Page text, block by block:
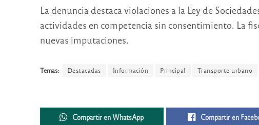
La denuncia destaca violaciones a la Ley de
actividades en competencia sin consentimiento. La
nuevas imputaciones.
Temas: Destacadas Información Principal Transporte urbano
Compartir en WhatsApp Compartir en